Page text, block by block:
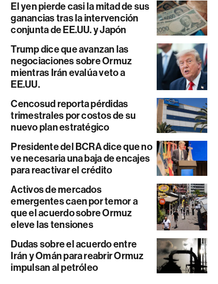
El yen pierde casi la mitad de sus
ganancias tras la intervención
conjunta de EE.UU. y Japón
Trump dice que avanzan las
negociaciones sobre Ormuz
mientras Irán evalúa veto a
EE.UU.
Cencosud reporta pérdidas
trimestrales por costos de su
nuevo plan estratégico
Presidente del BCRA dice que no
ve necesaria una baja de encajes
para reactivar el crédito
Activos de mercados
emergentes caen por temor a
que el acuerdo sobre Ormuz
eleve las tensiones
Dudas sobre el acuerdo entre
Irán y Omán para reabrir Ormuz
impulsan al petróleo